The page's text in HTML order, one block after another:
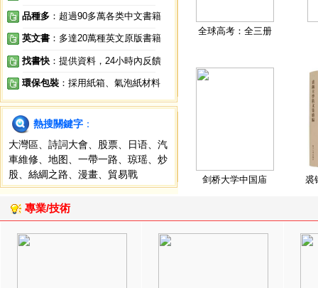
品種多 ：超過90多萬各类中文書籍
英文書 ：多達20萬種英文原版書籍
找書快 ：提供資料，24小時內反饋
環保包裝 ：採用紙箱、氣泡紙材料
熱搜關鍵字 ：
大灣區
詩詞大會 股票 日语
汽
車維修
地图 一帶一路 琼瑶
炒
股
絲綢之路 漫畫 貿易戰
全球高考：全三册
剑桥大学中国庙 裘
專業/技術